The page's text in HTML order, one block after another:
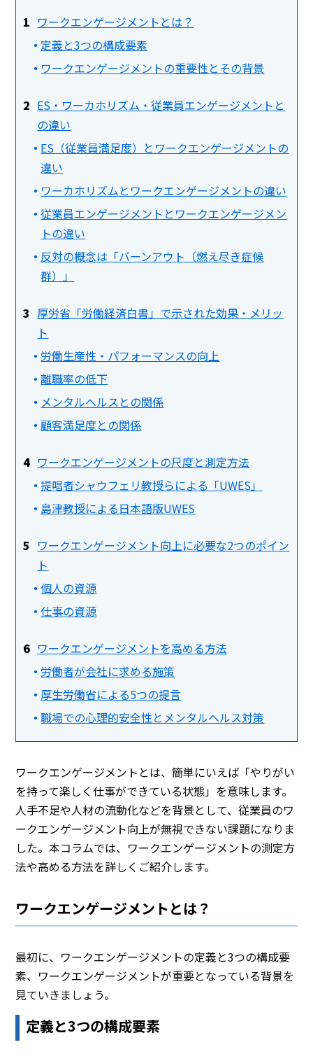
ワークエンゲージメントとは？
定義と3つの構成要素
ワークエンゲージメントの重要性とその背景
ES・ワーカホリズム・従業員エンゲージメントと
の違い
ES（従業員満足度）とワークエンゲージメントの
違い
ワーカホリズムとワークエンゲージメントの違い
従業員エンゲージメントとワークエンゲージメン
トの違い
反対の概念は「バーンアウト（燃え尽き症候
群）」
厚労省「労働経済白書」で示された効果・メリッ
ト
労働生産性・パフォーマンスの向上
離職率の低下
メンタルヘルスとの関係
顧客満足度との関係
ワークエンゲージメントの尺度と測定方法
提唱者シャウフェリ教授らによる「UWES」
島津教授による日本語版UWES
ワークエンゲージメント向上に必要な2つのポイン
ト
個人の資源
仕事の資源
ワークエンゲージメントを高める方法
労働者が会社に求める施策
厚生労働省による5つの提言
職場での心理的安全性とメンタルヘルス対策
ワークエンゲージメントとは、簡単にいえば「やりがい
を持って楽しく仕事ができている状態」を意味します。
人手不足や人材の流動化などを背景として、従業員のワ
ークエンゲージメント向上が無視できない課題になりま
した。本コラムでは、ワークエンゲージメントの測定方
法や高める方法を詳しくご紹介します。
ワークエンゲージメントとは？
最初に、ワークエンゲージメントの定義と3つの構成要
素、ワークエンゲージメントが重要となっている背景を
見ていきましょう。
定義と3つの構成要素